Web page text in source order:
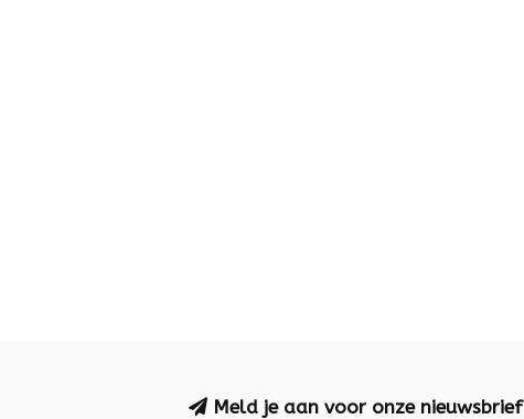
Meld je aan voor onze nieuwsbrief